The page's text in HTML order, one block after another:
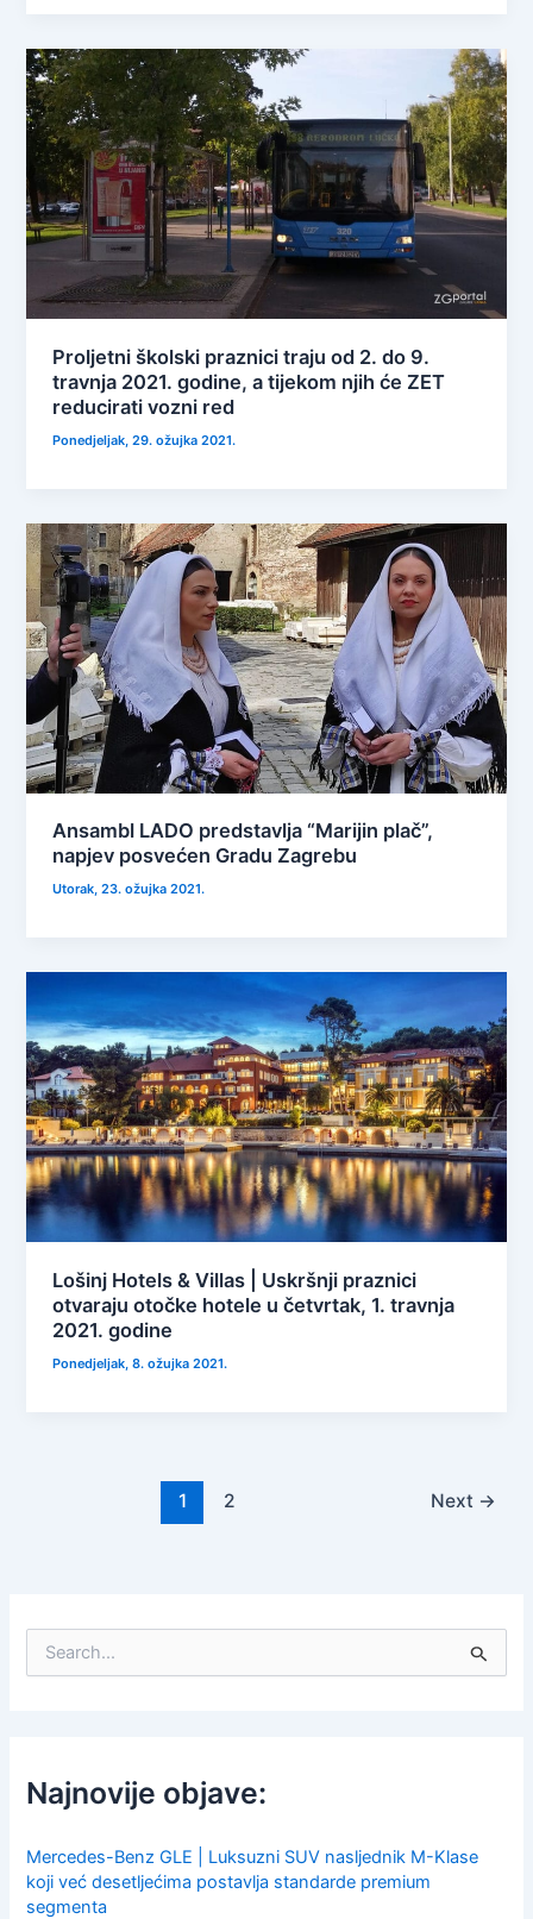
Proljetni školski praznici traju od 2. do 9.
travnja 2021. godine, a tijekom njih će ZET
reducirati vozni red
Ponedjeljak, 29. ožujka 2021.
Ansambl LADO predstavlja “Marijin plač”,
napjev posvećen Gradu Zagrebu
Utorak, 23. ožujka 2021.
Lošinj Hotels & Villas | Uskršnji praznici
otvaraju otočke hotele u četvrtak, 1. travnja
2021. godine
Ponedjeljak, 8. ožujka 2021.
1 2 Next →
f
o
:
Najnovije objave:
Mercedes-Benz GLE | Luksuzni SUV nasljednik M-Klase
koji već desetljećima postavlja standarde premium
segmenta